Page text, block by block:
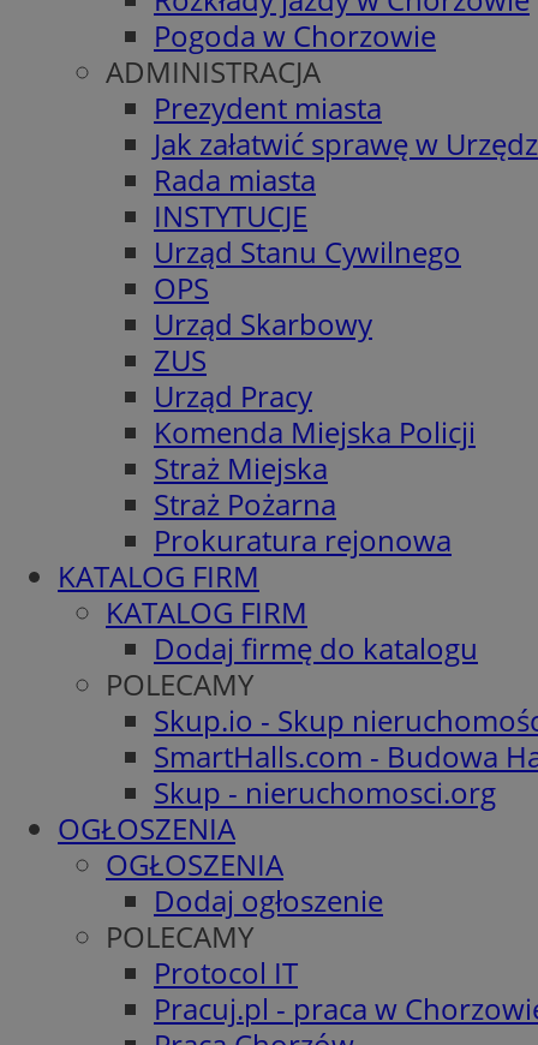
Pogoda w Chorzowie
ADMINISTRACJA
Prezydent miasta
Jak załatwić sprawę w
Rada miasta
INSTYTUCJE
Urząd Stanu Cywilnego
OPS
Urząd Skarbowy
ZUS
Urząd Pracy
Komenda Miejska Policji
Straż Miejska
Straż Pożarna
Prokuratura rejonowa
KATALOG FIRM
KATALOG FIRM
Dodaj firmę do katalogu
POLECAMY
Skup.io - Skup
SmartHalls.com - Budowa
Skup - nieruchomosci.org
OGŁOSZENIA
OGŁOSZENIA
Dodaj ogłoszenie
POLECAMY
Protocol IT
Pracuj.pl - praca w